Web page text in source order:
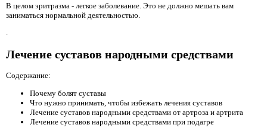
В целом эритразма - легкое заболевание. Это не должно мешать вам
заниматься нормальной деятельностью.
.
Лечение суставов народными средствами
Содержание:
Почему болят суставы
Что нужно принимать, чтобы избежать лечения суставов
Лечение суставов народными средствами от артроза и артрита
Лечение суставов народными средствами при подагре